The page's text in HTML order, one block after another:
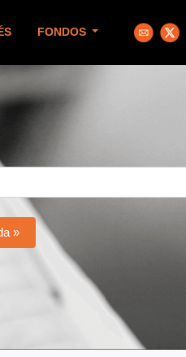
FONDOS
»